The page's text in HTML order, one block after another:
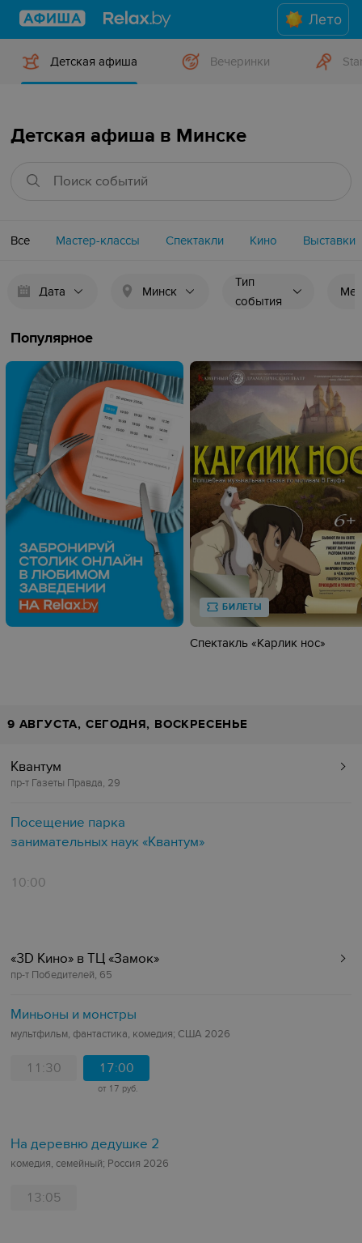
Лето
Детская афиша Вечеринки
Детская афиша в Минске
Все Мастер-классы Спектакли Кино Выставки
Дата Минск
Тип
события
Популярное
БИЛЕТЫ
Спектакль «Карлик нос»
9 АВГУСТА, СЕГОДНЯ, ВОСКРЕСЕНЬЕ
Квантум
пр-т Газеты Правда, 29
Посещение парка
занимательных наук «Квантум»
10:00
«3D Кино»‎ в ТЦ «‎Замок»
пр-т Победителей, 65
Миньоны и монстры
мультфильм, фантастика, комедия; США 2026
11:30 17:00
от 17 руб.
На деревню дедушке 2
комедия, семейный; Россия 2026
13:05